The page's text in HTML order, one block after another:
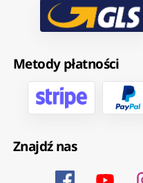
Metody płatności
Znajdź nas